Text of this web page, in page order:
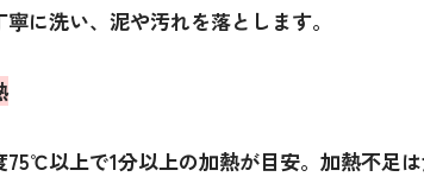
に洗い、泥や汚れを落とします。
以上で1分以上の加熱が目安。加熱不足